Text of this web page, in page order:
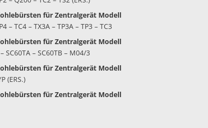
für Zentralgerät Modell
– TC4 – TX3A – TP3A – TP3 – TC3
für Zentralgerät Modell
SC60TA – SC60TB – M04/3
für Zentralgerät Modell
(ERS.)
für Zentralgerät Modell